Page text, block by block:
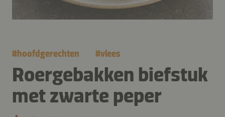
#hoofdgerechten #vlees
Roergebakken biefstuk
met zwarte peper